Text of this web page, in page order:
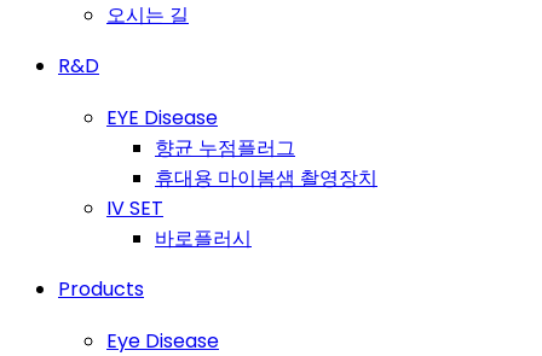
오시는 길
R&D
EYE Disease
향균 누점플러그
휴대용 마이봄샘 촬영장치
IV SET
바로플러시
Products
Eye Disease